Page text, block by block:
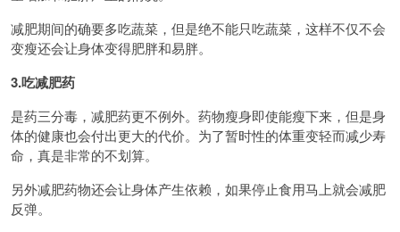
减肥期间的确要多吃蔬菜，但是绝不能只吃蔬菜，这样不仅不会
变瘦还会让身体变得肥胖和易胖。
3.吃减肥药
是药三分毒，减肥药更不例外。药物瘦身即使能瘦下来，但是身
体的健康也会付出更大的代价。为了暂时性的体重变轻而减少寿
命，真是非常的不划算。
另外减肥药物还会让身体产生依赖，如果停止食用马上就会减肥
反弹。